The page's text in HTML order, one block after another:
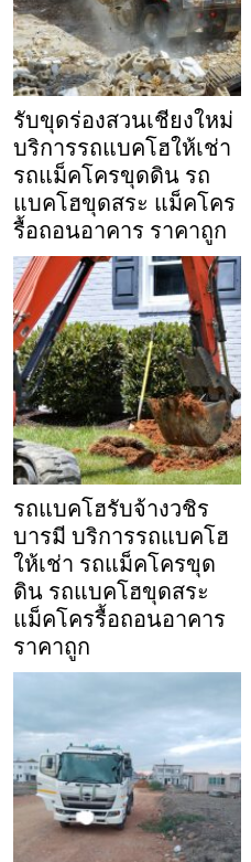
รับขุดร่องสวนเชียงใหม่
บริการรถแบคโฮให้เช่า
รถแม็คโครขุดดิน รถ
แบคโฮขุดสระ แม็คโคร
รื้อถอนอาคาร ราคาถูก
รถแบคโฮรับจ้างวชิร
บารมี บริการรถแบคโฮ
ให้เช่า รถแม็คโครขุด
ดิน รถแบคโฮขุดสระ
แม็คโครรื้อถอนอาคาร
ราคาถูก